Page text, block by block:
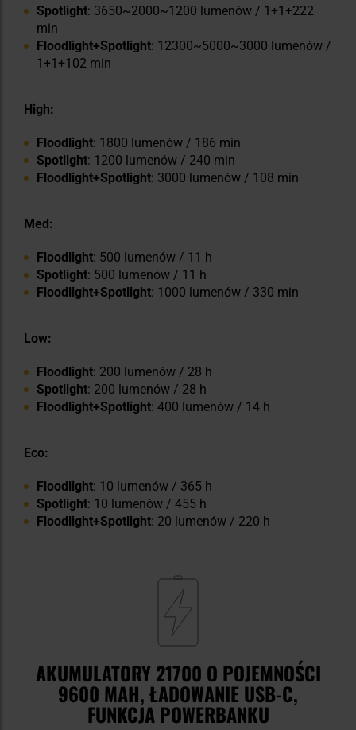
Spotlight: 3650~2000~1200 lumenów / 1+1+222
min
Floodlight+Spotlight: 12300~5000~3000 lumenów /
1+1+102 min
High:
Floodlight: 1800 lumenów / 186 min
Spotlight: 1200 lumenów / 240 min
Floodlight+Spotlight: 3000 lumenów / 108 min
Med:
Floodlight: 500 lumenów / 11 h
Spotlight: 500 lumenów / 11 h
Floodlight+Spotlight: 1000 lumenów / 330 min
Low:
Floodlight: 200 lumenów / 28 h
Spotlight: 200 lumenów / 28 h
Floodlight+Spotlight: 400 lumenów / 14 h
Eco:
Floodlight: 10 lumenów / 365 h
Spotlight: 10 lumenów / 455 h
Floodlight+Spotlight: 20 lumenów / 220 h
AKUMULATORY 21700 O POJEMNOŚCI
9600 MAH, ŁADOWANIE USB-C,
FUNKCJA POWERBANKU